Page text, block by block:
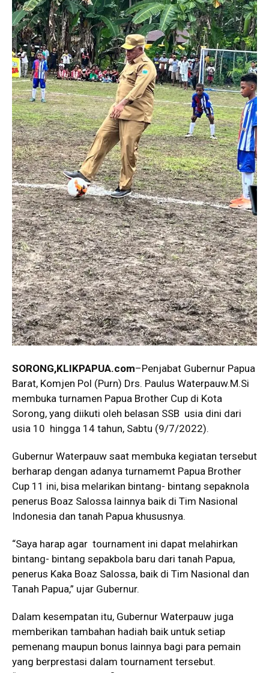
SORONG,KLIKPAPUA.com–Penjabat Gubernur Papua
Barat, Komjen Pol (Purn) Drs. Paulus Waterpauw.M.Si
membuka turnamen Papua Brother Cup di Kota
Sorong, yang diikuti oleh belasan SSB usia dini dari
usia 10 hingga 14 tahun, Sabtu (9/7/2022).
Gubernur Waterpauw saat membuka kegiatan tersebut
berharap dengan adanya turnamemt Papua Brother
Cup 11 ini, bisa melarikan bintang- bintang sepaknola
penerus Boaz Salossa lainnya baik di Tim Nasional
Indonesia dan tanah Papua khususnya.
“Saya harap agar tournament ini dapat melahirkan
bintang- bintang sepakbola baru dari tanah Papua,
penerus Kaka Boaz Salossa, baik di Tim Nasional dan
Tanah Papua,” ujar Gubernur.
Dalam kesempatan itu, Gubernur Waterpauw juga
memberikan tambahan hadiah baik untuk setiap
pemenang maupun bonus lainnya bagi para pemain
yang berprestasi dalam tournament tersebut.